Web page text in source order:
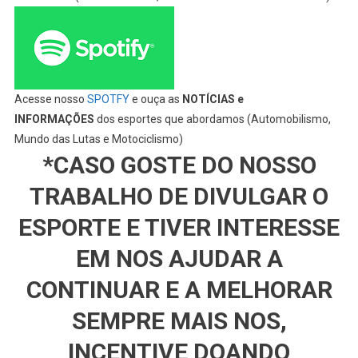
Acesse nosso SPOTFYe ouça as NOTÍCIAS e
INFORMAÇÕES dos esportes que abordamos (Automobilismo,
Mundo das Lutas e Motociclismo)
*CASO GOSTE DO NOSSO
TRABALHO DE DIVULGAR O
ESPORTE E TIVER INTERESSE
EM NOS AJUDAR A
CONTINUAR E A MELHORAR
SEMPRE MAIS NOS,
INCENTIVE DOANDO